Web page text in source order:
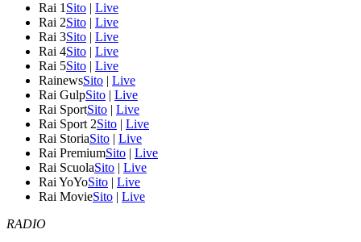
Rai 1 Sito | Live
Rai 2Sito | Live
Rai 3Sito | Live
Rai 4Sito | Live
Rai 5Sito | Live
RainewsSito | Live
Rai GulpSito | Live
Rai SportSito | Live
Rai Sport 2Sito | Live
Rai StoriaSito | Live
Rai PremiumSito | Live
Rai ScuolaSito | Live
Rai YoYoSito | Live
Rai MovieSito | Live
RADIO